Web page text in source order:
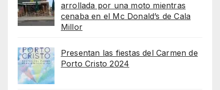
arrollada por una moto mientras
cenaba en el Mc Donald’s de Cala
Millor
Presentan las fiestas del Carmen de
Porto Cristo 2024